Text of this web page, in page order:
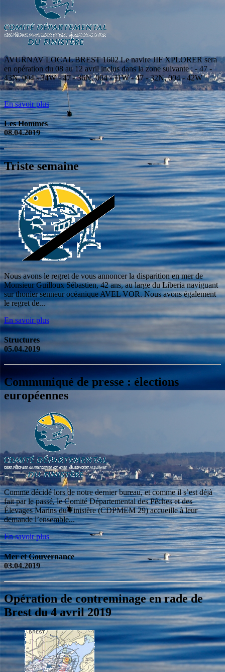
AVURNAV LOCAL BREST 1602 Le navire JIF XPLORER sera
en opération du 08 au 12 avril inclus dans la zone suivante : - 47 -
43N, 004 - 34W - 47 - 36N, 004 - 11W - 47 - 32N, 004 - 42W
...
En savoir plus
Les Hommes
08.04.2019
Triste semaine
Nous avons le regret de vous annoncer la disparition en mer de
Monsieur Guilloux Sébastien, 42 ans, au large du Liberia naviguant
sur thonier senneur océanique AVEL VOR. Nous avons également
le regret de...
En savoir plus
Structures
05.04.2019
Communiqué de presse : élections
européennes
Comme décidé lors de notre dernier bureau, et comme il s’est déjà
fait par le passé, le Comité Départemental des Pêches et des
Élevages Marins du Finistère (CDPMEM 29) accueille à leur
demande l’ensemble...
En savoir plus
Mer et Gouvernance
03.04.2019
Opération de contreminage en rade de
Brest du 4 avril 2019